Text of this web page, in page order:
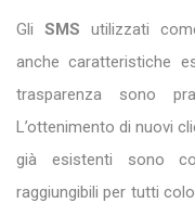
Gli SMS utilizzati
anche caratteristiche
trasparenza sono
L’ottenimento di nuovi
già esistenti sono
raggiungibili per tutti